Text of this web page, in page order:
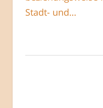
Stadt- und…